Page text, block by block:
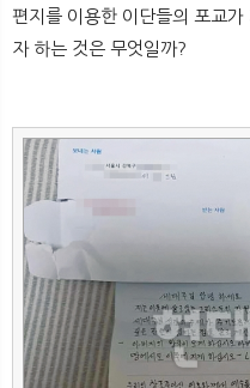
편지를 이용한 이단들의 포교
자 하는 것은 무엇일까?